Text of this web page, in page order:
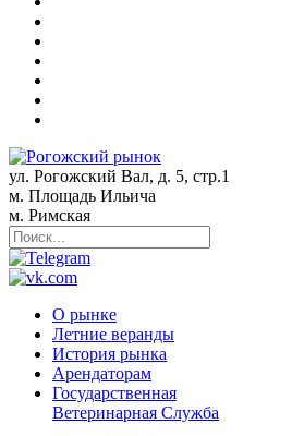
ул. Рогожский Вал, д. 5, стр.1
м. Площадь Ильича
м. Римская
О рынке
Летние веранды
История рынка
Арендаторам
Государственная
Ветеринарная Служба